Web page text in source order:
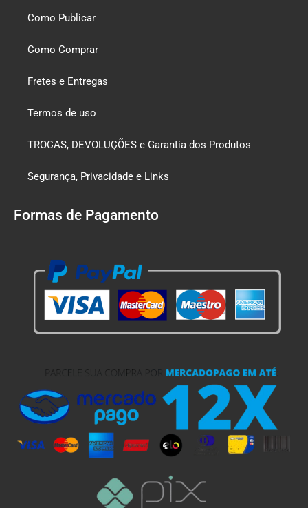
Como Publicar
Como Comprar
Fretes e Entregas
Termos de uso
TROCAS, DEVOLUÇÕES e Garantia dos Produtos
Segurança, Privacidade e Links
Formas de Pagamento